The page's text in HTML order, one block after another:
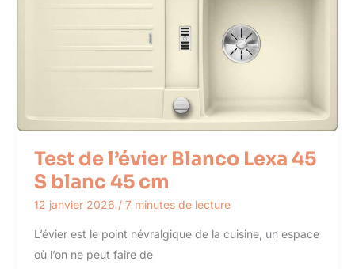
Test de l’évier Blanco Lexa 45
S blanc 45 cm
12 janvier 2026 / 7 minutes de lecture
L’évier est le point névralgique de la cuisine, un espace
où l’on ne peut faire de